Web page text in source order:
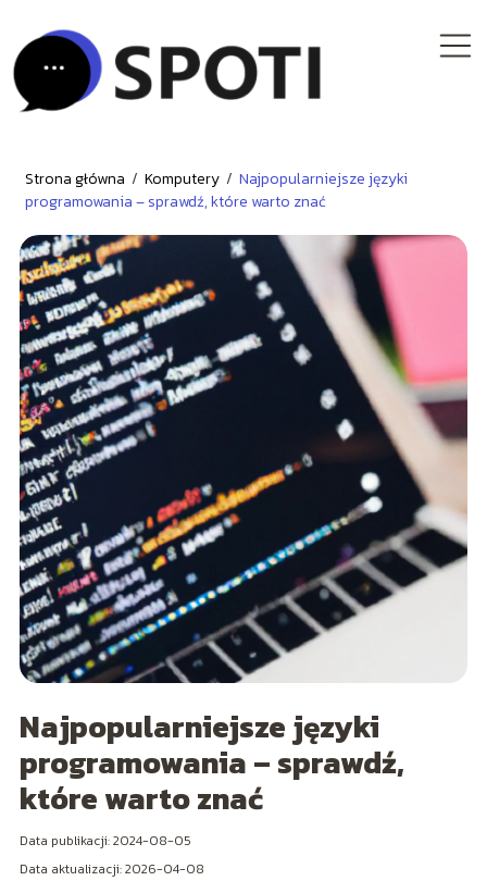
Strona główna / Komputery / Najpopularniejsze języki
programowania – sprawdź, które warto znać
Najpopularniejsze języki
programowania – sprawdź,
które warto znać
Data publikacji: 2024-08-05
Data aktualizacji: 2026-04-08